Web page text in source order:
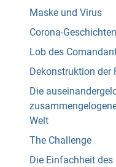
Maske und Virus
Corona-
Lob des
Dekonstruktion der
Die
Welt
The Challenge
Die Einfachheit des